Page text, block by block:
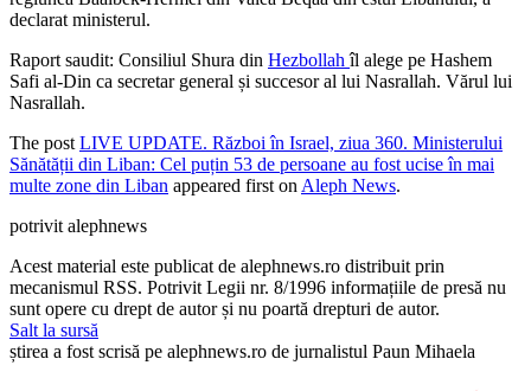
declarat ministerul.
Raport saudit: Consiliul Shura din Hezbollahîl alege pe Hashem
Safi al-Din ca secretar general și succesor al lui Nasrallah. Vărul lui
Nasrallah.
The post LIVE UPDATE. Război în Israel, ziua 360. Ministerului
Sănătății din Liban: Cel puțin 53 de persoane au fost ucise în mai
multe zone din Liban appeared first on Aleph News.
potrivit alephnews
Acest material este publicat de alephnews.ro distribuit prin
mecanismul RSS. Potrivit Legii nr. 8/1996 informațiile de presă nu
sunt opere cu drept de autor și nu poartă drepturi de autor.
Salt la sursă
știrea a fost scrisă pe alephnews.ro de jurnalistul Paun Mihaela